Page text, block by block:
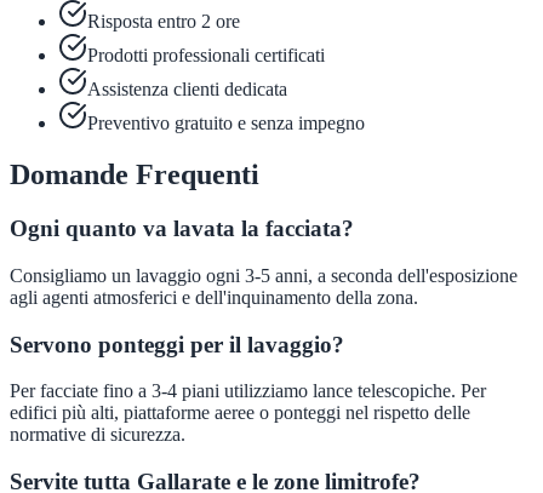
Risposta entro 2 ore
Prodotti professionali certificati
Assistenza clienti dedicata
Preventivo gratuito e senza impegno
Domande Frequenti
Ogni quanto va lavata la facciata?
Consigliamo un lavaggio ogni 3-5 anni, a seconda dell'esposizione
agli agenti atmosferici e dell'inquinamento della zona.
Servono ponteggi per il lavaggio?
Per facciate fino a 3-4 piani utilizziamo lance telescopiche. Per
edifici più alti, piattaforme aeree o ponteggi nel rispetto delle
normative di sicurezza.
Servite tutta Gallarate e le zone limitrofe?